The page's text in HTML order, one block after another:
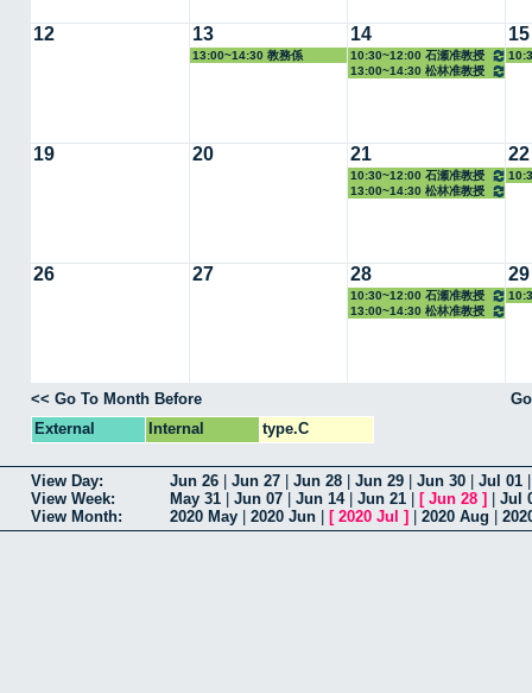
12 13
13:00~14:30 教務係
14
10:30~12:00 石瀬准教授
13:00~14:30 松林准教授
15
19 20 21
10:30~12:00 石瀬准教授
13:00~14:30 松林准教授
22
26 27 28
10:30~12:00 石瀬准教授
13:00~14:30 松林准教授
29
<< Go To Month Before
External
Internal type.C
View Day: Jun 26 Jun 27 Jun 28 Jun 29 Jun 30 Jul 01
View Week:
May 31 Jun 07 Jun 14| Jun 21 [ Jun 28 ]
Jul
View Month:
2020 May 2020 Jun [ 2020 Jul ] 2020 Aug